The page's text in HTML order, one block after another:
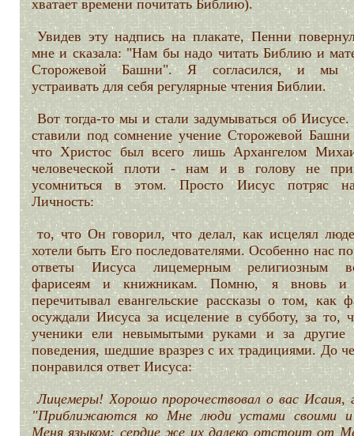
хватает времени почитать Библию).
Увидев эту надпись на плакате, Пенни
мне и сказала: "Нам бы надо читать Библию и
Сторожевой Башни". Я согласился, и мы
устраивать для себя регулярные чтения Библии.
Вот тогда-то мы и стали задумываться об
ставили под сомнение учение Сторожевой
что Христос был всего лишь Архангелом
человеческой плоти - нам и в голову не
усомниться в этом. Просто Иисус потряс
Личность:
то, что Он говорил, что делал, как исцелял
хотели быть Его последователями. Особенно нас
ответы Иисуса лицемерным религиозным
фарисеям и книжникам. Помню, я вновь и
перечитывал евангельские рассказы о том, как
осуждали Иисуса за исцеление в субботу, за то,
ученики ели невымытыми руками и за другие
поведения, шедшие вразрез с их традициями. До
понравился ответ Иисуса:
Лицемеры! Хорошо пророчествовал о вас Исаия,
"Приближаются ко Мне люди устами своими
Меня языком; сердце же их далеко отстоит от